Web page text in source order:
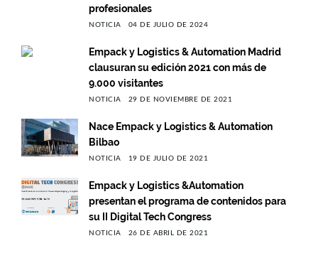
profesionales
NOTICIA 04 DE JULIO DE 2024
Empack y Logistics & Automation Madrid
clausuran su edición 2021 con más de
9.000 visitantes
NOTICIA 29 DE NOVIEMBRE DE 2021
Nace Empack y Logistics & Automation
Bilbao
NOTICIA 19 DE JULIO DE 2021
Empack y Logistics &Automation
presentan el programa de contenidos para
su II Digital Tech Congress
NOTICIA 26 DE ABRIL DE 2021